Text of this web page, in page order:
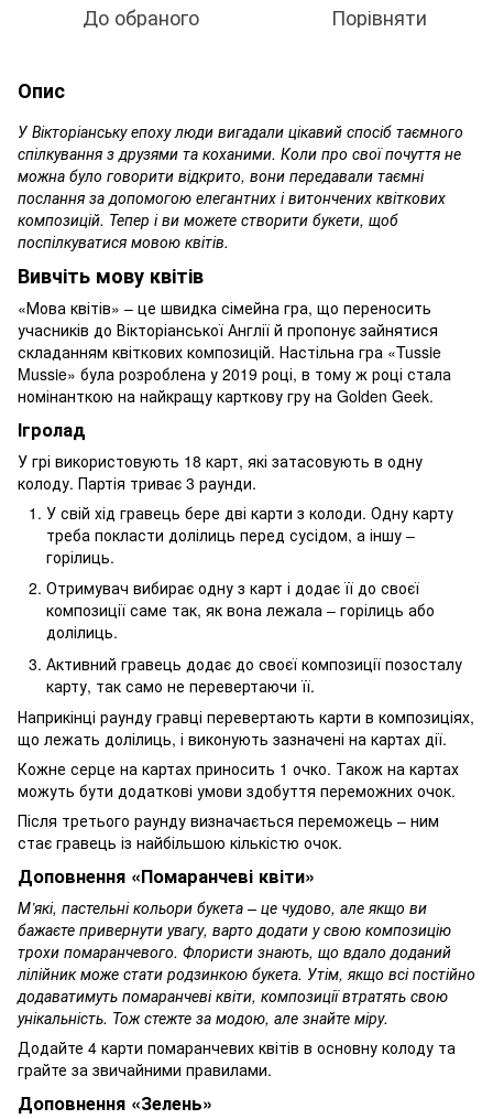
До обраного Порівняти
Опис
У Вікторіанську епоху люди вигадали цікавий спосіб таємного
спілкування з друзями та коханими. Коли про свої почуття не
можна було говорити відкрито, вони передавали таємні
послання за допомогою елегантних і витончених квіткових
композицій. Тепер і ви можете створити букети, щоб
поспілкуватися мовою квітів.
Вивчіть мову квітів
«Мова квітів» – це швидка сімейна гра, що переносить
учасників до Вікторіанської Англії й пропонує зайнятися
складанням квіткових композицій. Настільна гра «Tussie
Mussie» була розроблена у 2019 році, в тому ж році стала
номінанткою на найкращу карткову гру на Golden Geek.
Ігролад
У грі використовують 18 карт, які затасовують в одну
колоду. Партія триває 3 раунди.
У свій хід гравець бере дві карти з колоди. Одну карту
треба покласти долілиць перед сусідом, а іншу –
горілиць.
Отримувач вибирає одну з карт і додає її до своєї
композиції саме так, як вона лежала – горілиць або
долілиць.
Активний гравець додає до своєї композиції позосталу
карту, так само не перевертаючи її.
Наприкінці раунду гравці перевертають карти в композиціях,
що лежать долілиць, і виконують зазначені на картах дії.
Кожне серце на картах приносить 1 очко. Також на картах
можуть бути додаткові умови здобуття переможних очок.
Після третього раунду визначається переможець – ним
стає гравець із найбільшою кількістю очок.
Доповнення «Помаранчеві квіти»
М’які, пастельні кольори букета – це чудово, але якщо ви
бажаєте привернути увагу, варто додати у свою композицію
трохи помаранчевого. Флористи знають, що вдало доданий
лілійник може стати родзинкою букета. Утім, якщо всі постійно
додаватимуть помаранчеві квіти, композиції втратять свою
унікальність. Тож стежте за модою, але знайте міру.
Додайте 4 карти помаранчевих квітів в основну колоду та
грайте за звичайними правилами.
Доповнення «Зелень»